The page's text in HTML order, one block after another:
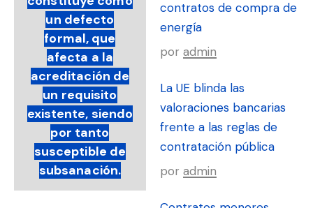
un defecto
formal, que
afecta a la
acreditación de
un requisito
existente, siendo
por tanto
susceptible de
subsanación.
contratos de compra de
energía
por admin
La UE blinda las
valoraciones bancarias
frente a las reglas de
contratación pública
por admin